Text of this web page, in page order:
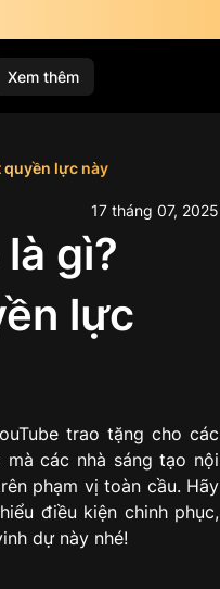
Xem thêm
quyền lực này
17 tháng 07, 2025
gì?
lực
trao tặng cho các
các nhà sáng tạo nội
phạm vị toàn cầu. Hãy
điều kiện chinh phục,
dự này nhé!